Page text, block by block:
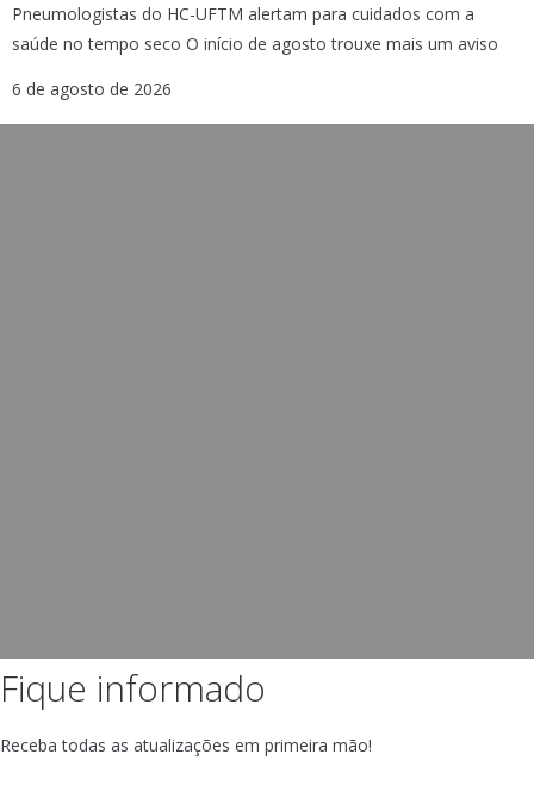
Pneumologistas do HC-UFTM alertam para cuidados com a
saúde no tempo seco O início de agosto trouxe mais um aviso
6 de agosto de 2026
Fique informado
Receba todas as atualizações em primeira mão!